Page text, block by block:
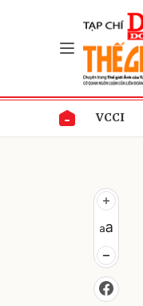
VCCI